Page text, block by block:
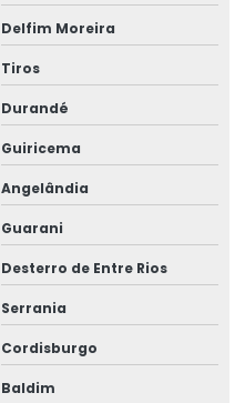
Delfim Moreira
Tiros
Durandé
Guiricema
Angelândia
Guarani
Desterro de Entre Rios
Serrania
Cordisburgo
Baldim